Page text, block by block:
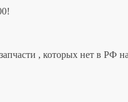
, которых нет в РФ